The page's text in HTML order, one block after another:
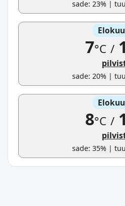
sade: 23% |
7°C /
sade: 20% |
8°C /
sade: 35% |